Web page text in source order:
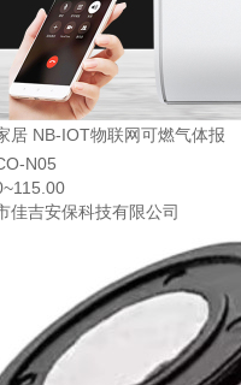
居 NB-IOT物联网可燃气体报
N05
佳吉安保科技有限公司